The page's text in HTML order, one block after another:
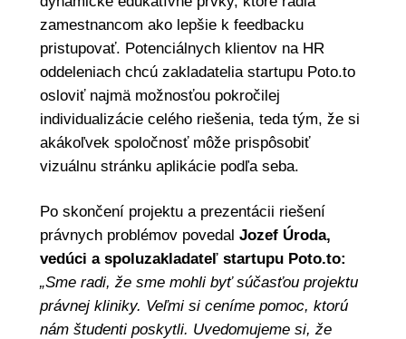
zamestnancom ako lepšie k feedbacku
pristupovať. Potenciálnych klientov na HR
oddeleniach chcú zakladatelia startupu Poto.to
osloviť najmä možnosťou pokročilej
individualizácie celého riešenia, teda tým, že si
akákoľvek spoločnosť môže prispôsobiť
vizuálnu stránku aplikácie podľa seba.
Po skončení projektu a prezentácii riešení
právnych problémov povedal Jozef Úroda,
vedúci a spoluzakladateľ startupu Poto.to:
„Sme radi, že sme mohli byť súčasťou projektu
právnej kliniky. Veľmi si ceníme pomoc, ktorú
nám študenti poskytli. Uvedomujeme si, že